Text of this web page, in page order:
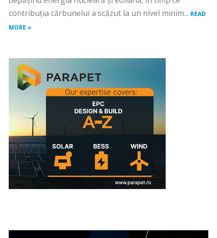
contribuția cărbunelui a scăzut la un nivel minim... READ
MORE »